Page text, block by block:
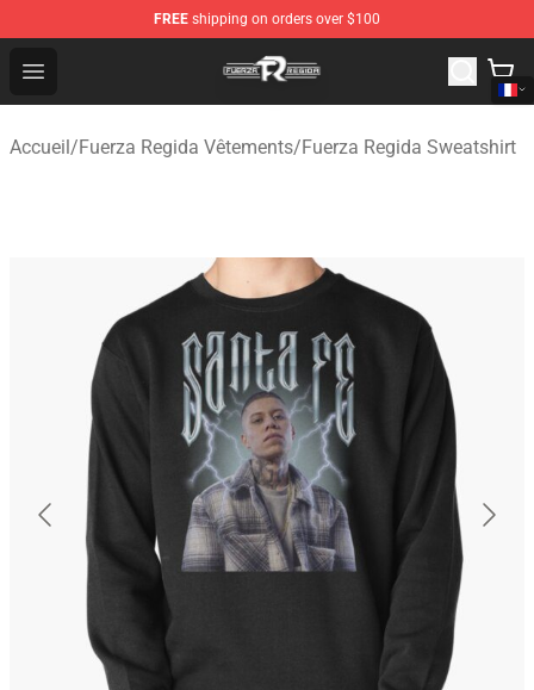
FREE shipping on orders over $100
Open menu
Fuerza Regida Shop - Official Fuerza Regida
Accueil/Fuerza Regida Vêtements/Fuerza Regida Sweatshirt